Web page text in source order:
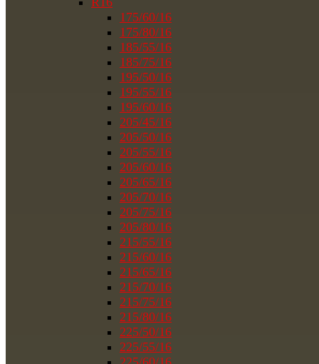
175/60/16
175/80/16
185/55/16
185/75/16
195/50/16
195/55/16
195/60/16
205/45/16
205/50/16
205/55/16
205/60/16
205/65/16
205/70/16
205/75/16
205/80/16
215/55/16
215/60/16
215/65/16
215/70/16
215/75/16
215/80/16
225/50/16
225/55/16